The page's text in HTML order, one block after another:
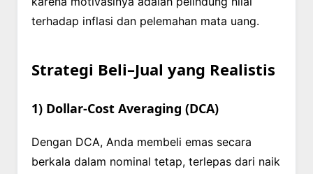
terhadap inflasi dan pelemahan mata uang.
Strategi Beli–Jual yang Realistis
1) Dollar-Cost Averaging (DCA)
Dengan DCA, Anda membeli emas secara
berkala dalam nominal tetap, terlepas dari naik